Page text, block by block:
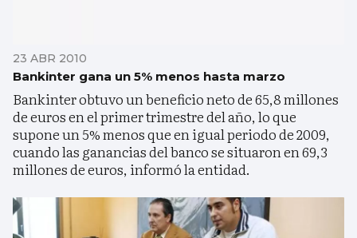
23 ABR 2010
Bankinter gana un 5% menos hasta marzo
Bankinter obtuvo un beneficio neto de 65,8 millones
de euros en el primer trimestre del año, lo que
supone un 5% menos que en igual periodo de 2009,
cuando las ganancias del banco se situaron en 69,3
millones de euros, informó la entidad.